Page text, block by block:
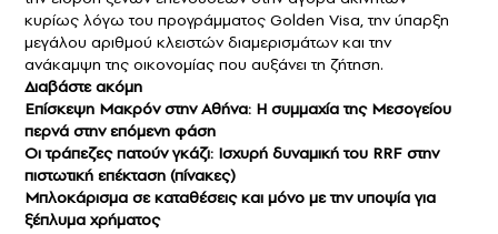
κυρίως λόγω του προγράμματος Golden Visa, την ύπαρξη
μεγάλου αριθμού κλειστών διαμερισμάτων και την
ανάκαμψη της οικονομίας που αυξάνει τη ζήτηση.
Διαβάστε ακόμη
Επίσκεψη Μακρόν στην Αθήνα: Η συμμαχία της Μεσογείου
περνά στην επόμενη φάση
Οι τράπεζες πατούν γκάζι: Ισχυρή δυναμική του RRF στην
πιστωτική επέκταση (πίνακες)
Μπλοκάρισμα σε καταθέσεις και μόνο με την υποψία για
ξέπλυμα χρήματος